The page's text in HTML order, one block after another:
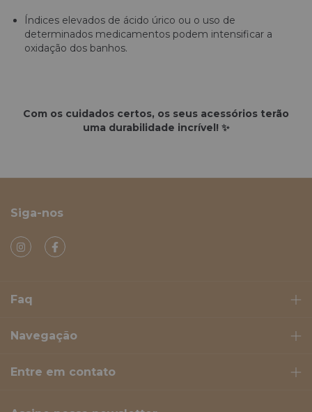
Índices elevados de ácido úrico ou o uso de
determinados medicamentos podem intensificar a
oxidação dos banhos.
Com os cuidados certos, os seus acessórios terão
uma durabilidade incrível! ✨
Siga-nos
Faq
Navegação
Entre em contato